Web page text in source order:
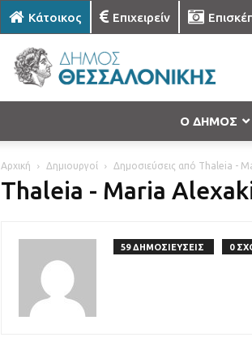
Κάτοικος Επιχειρείν
Ο ΔΗΜΟΣ
Αρχική Δημιουργοί Δημοσιεύσεις από Thaleia -
Thaleia - Maria
59 ΔΗΜΟΣΙΕΥΣΕΙΣ 0